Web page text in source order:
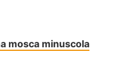
mosca minuscola